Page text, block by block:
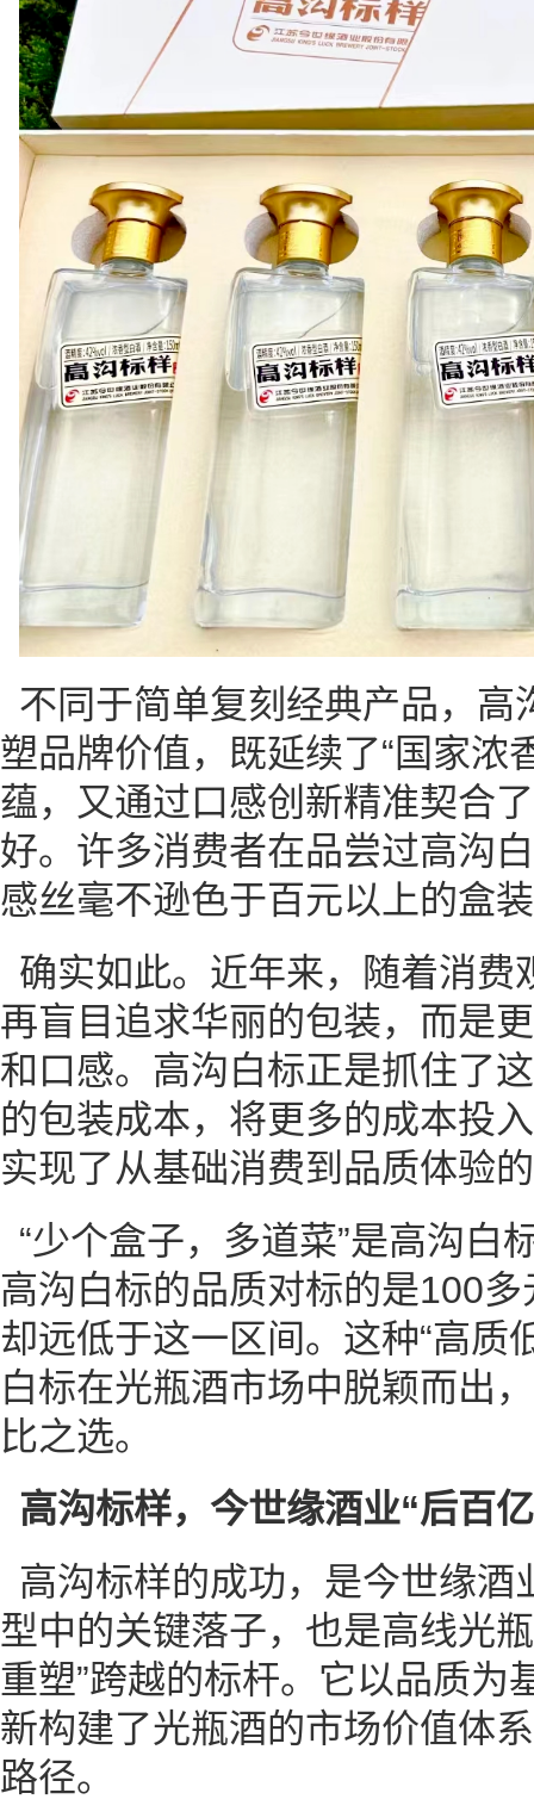
不同于简单复刻经典产品，高
塑品牌价值，既延续了“国家浓
蕴，又通过口感创新精准契合
好。许多消费者在品尝过高沟
感丝毫不逊色于百元以上的盒
确实如此。近年来，随着消费
再盲目追求华丽的包装，而是
和口感。高沟白标正是抓住了
的包装成本，将更多的成本投
实现了从基础消费到品质体验
“少个盒子，多道菜”是高沟白
高沟白标的品质对标的是100
却远低于这一区间。这种“高质
白标在光瓶酒市场中脱颖而出
比之选。
高沟标样，今世缘酒业“后百
高沟标样的成功，是今世缘酒
型中的关键落子，也是高线光
重塑”跨越的标杆。它以品质为
新构建了光瓶酒的市场价值体
路径。